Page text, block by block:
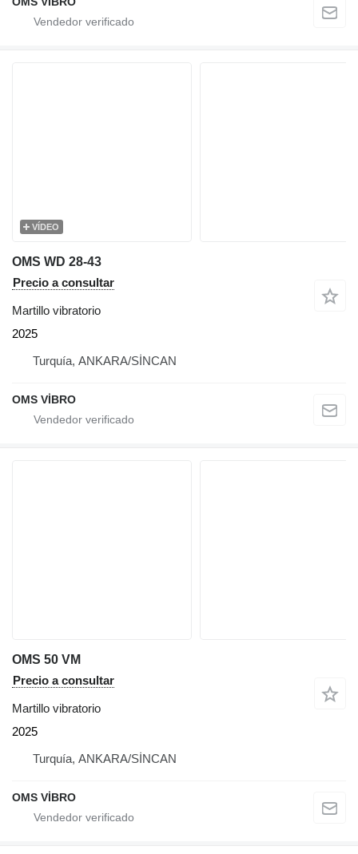
VÍDEO
OMS WD 28-43
Precio a consultar
Martillo vibratorio
2025
Turquía, ANKARA/SİNCAN
OMS VİBRO
OMS 50 VM
Precio a consultar
Martillo vibratorio
2025
Turquía, ANKARA/SİNCAN
OMS VİBRO